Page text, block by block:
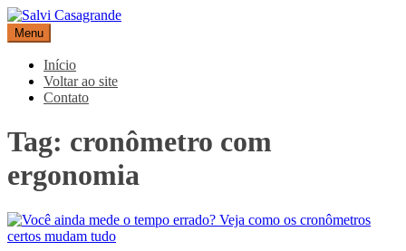
Pular
para
o
conteúdo
Salvi Casagrande
Especialistas em equipamentos de medição e automação
Menu
Início
Voltar ao site
Contato
Tag: cronômetro com
ergonomia